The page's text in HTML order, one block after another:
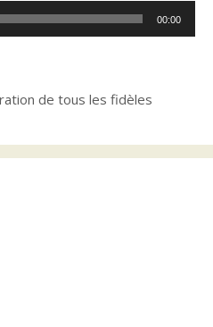
00:00
de tous les fidèles